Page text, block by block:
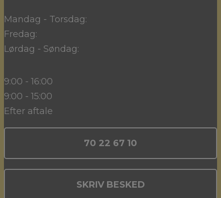
Mandag - Torsdag:
Fredag:
Lørdag - Søndag:
9:00 - 16:00
9:00 - 15:00
Efter aftale
70 22 67 10
SKRIV BESKED